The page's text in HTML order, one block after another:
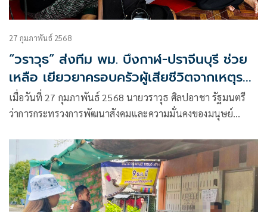
27 กุมภาพันธ์ 2568
“วราวุธ” ส่งทีม พม. บึงกาฬ-ปราจีนบุรี ช่วย
เหลือ เยียวยาครอบครัวผู้เสียชีวิตจากเหตุรถ
ทัวร์คว่ำ
เมื่อวันที่ 27 กุมภาพันธ์ 2568 นายวราวุธ ศิลปอาชา รัฐมนตรี
ว่าการกระทรวงการพัฒนาสังคมและความมั่นคงของมนุษย์
(ศรส.) กระทรวง พม. รายงานกรณีเกิดอุบัติเหตุรถทัวร์พลิกคว่ำที่
อำเภอนาดี จังหวัดปราจีนบุรี